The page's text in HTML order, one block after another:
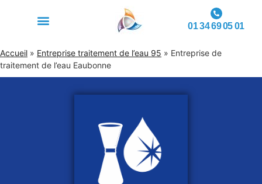
01 34 69 05 01
Accueil » Entreprise traitement de l’eau 95 » Entreprise de
traitement de l’eau Eaubonne